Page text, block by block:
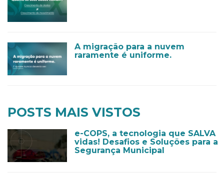
A migração para a nuvem
raramente é uniforme.
POSTS MAIS VISTOS
e-COPS, a tecnologia que SALVA
vidas! Desafios e Soluções para a
Segurança Municipal